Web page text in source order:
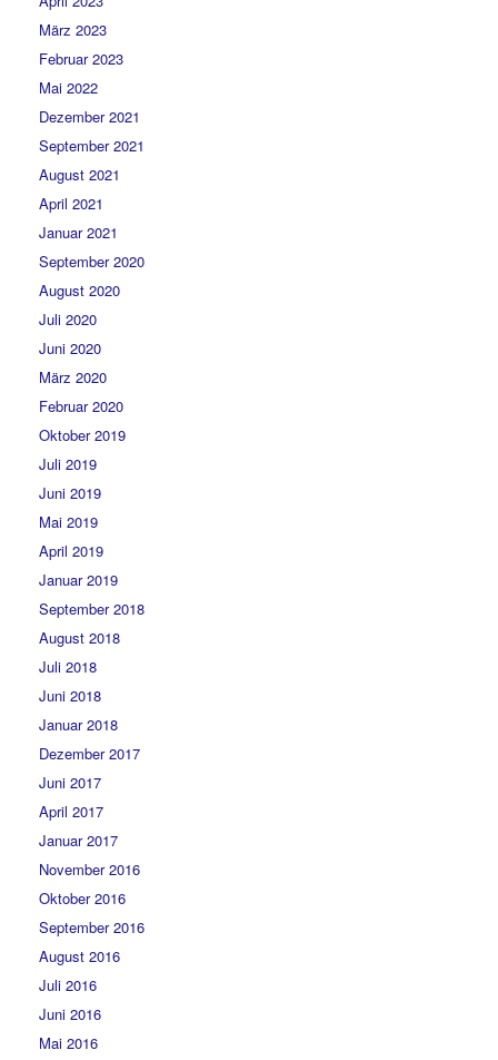
März 2023
Februar 2023
Mai 2022
Dezember 2021
September 2021
August 2021
April 2021
Januar 2021
September 2020
August 2020
Juli 2020
Juni 2020
März 2020
Februar 2020
Oktober 2019
Juli 2019
Juni 2019
Mai 2019
April 2019
Januar 2019
September 2018
August 2018
Juli 2018
Juni 2018
Januar 2018
Dezember 2017
Juni 2017
April 2017
Januar 2017
November 2016
Oktober 2016
September 2016
August 2016
Juli 2016
Juni 2016
Mai 2016